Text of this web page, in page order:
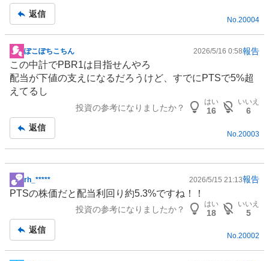
返信
No.20004
掲
示
板
記
ぽこぽちこちん 2026/5/16 0:58報告
この中計でPBR1は目指せんやろ
配当が下値の支えになるだろうけど、すでにPTSで5%超
えてるし
投資の参考になりましたか？
はい
16
いいえ
6
返信
No. 20003
掲
示
事
rh_***** 2026/5/15 21:13報告
PTSの株価だと配当利回り約5.3%ですね！！
投資の参考になりましたか？
はい
18
いいえ
5
返信
No.20002